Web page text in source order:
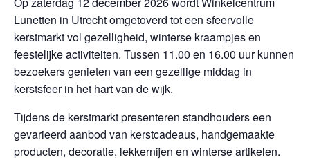
Lunetten in Utrecht omgetoverd tot een sfeervolle
kerstmarkt vol gezelligheid, winterse kraampjes en
feestelijke activiteiten. Tussen 11.00 en 16.00 uur kunnen
bezoekers genieten van een gezellige middag in
kerstsfeer in het hart van de wijk.
Tijdens de kerstmarkt presenteren standhouders een
gevarieerd aanbod van kerstcadeaus, handgemaakte
producten, decoratie, lekkernijen en winterse artikelen.